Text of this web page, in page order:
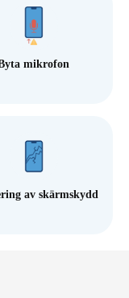
mikrofon
av skärmskydd